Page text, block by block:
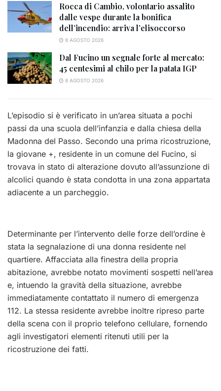
Rocca di Cambio, volontario assalito
dalle vespe durante la bonifica
dell’incendio: arriva l’elisoccorso
8 AGOSTO 2026
Dal Fucino un segnale forte al mercato:
45 centesimi al chilo per la patata IGP
8 AGOSTO 2026
L’episodio si è verificato in un’area situata a pochi
passi da una scuola dell’infanzia e dalla chiesa della
Madonna del Passo. Secondo una prima ricostruzione,
la giovane +, residente in un comune del Fucino, si
trovava in stato di alterazione dovuto all’assunzione di
alcolici quando è stata condotta in una zona appartata
adiacente a un parcheggio.
Determinante per l’intervento delle forze dell’ordine è
stata la segnalazione di una donna residente nel
quartiere. Affacciata alla finestra della propria
abitazione, avrebbe notato movimenti sospetti nell’area
e, intuendo la gravità della situazione, avrebbe
immediatamente contattato il numero di emergenza
112. La stessa residente avrebbe inoltre ripreso parte
della scena con il proprio telefono cellulare, fornendo
agli investigatori elementi ritenuti utili per la
ricostruzione dei fatti.